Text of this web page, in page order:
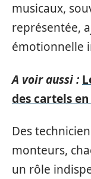
musicaux,
représentée,
émotionnelle
A voir aussi :
des cartels
Des
monteurs,
un rôle